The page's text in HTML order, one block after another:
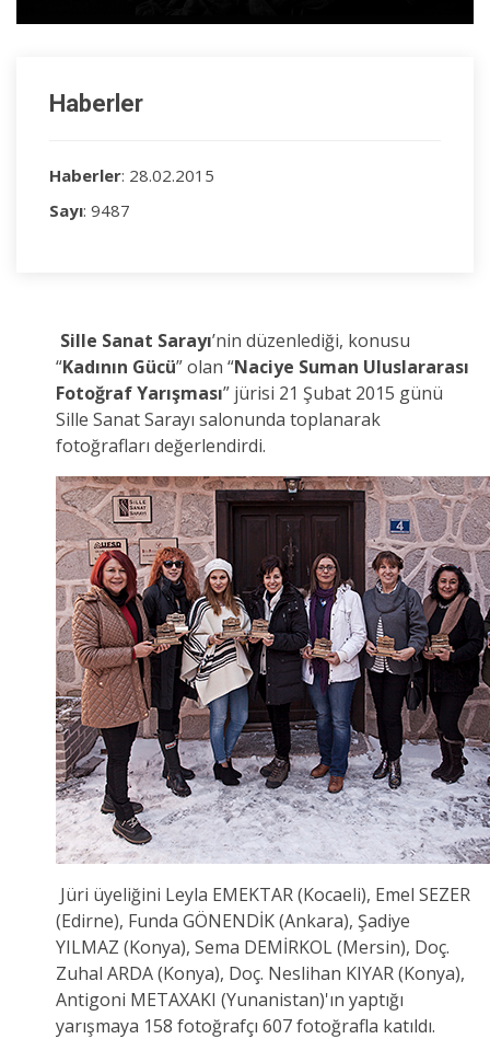
Haberler
Haberler: 28.02.2015
Sayı: 9487
Sille Sanat Sarayı’nin düzenlediği, konusu
“Kadının Gücü” olan “Naciye Suman Uluslararası
Fotoğraf Yarışması” jürisi 21 Şubat 2015 günü
Sille Sanat Sarayı salonunda toplanarak
fotoğrafları değerlendirdi.
Jüri üyeliğini Leyla EMEKTAR (Kocaeli), Emel SEZER
(Edirne), Funda GÖNENDİK (Ankara), Şadiye
YILMAZ (Konya), Sema DEMİRKOL (Mersin), Doç.
Zuhal ARDA (Konya), Doç. Neslihan KIYAR (Konya),
Antigoni METAXAKI (Yunanistan)'ın yaptığı
yarışmaya 158 fotoğrafçı 607 fotoğrafla katıldı.